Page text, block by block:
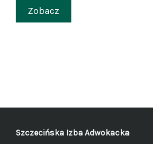
Zobacz
Szczecińska Izba Adwokacka